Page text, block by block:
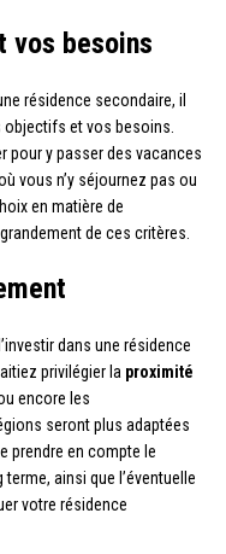
vos besoins
résidence secondaire, il
et vos besoins.
pour y passer des vacances
vous n’y séjournez pas ou
en matière de
de ces critères.
dans une résidence
privilégier la proximité
encore les
seront plus adaptées
prendre en compte le
ainsi que l’éventuelle
votre résidence